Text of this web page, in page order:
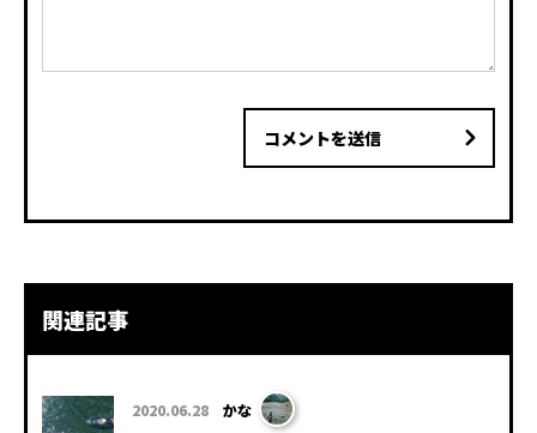
コメントを送信
関連記事
2020.06.28 かな